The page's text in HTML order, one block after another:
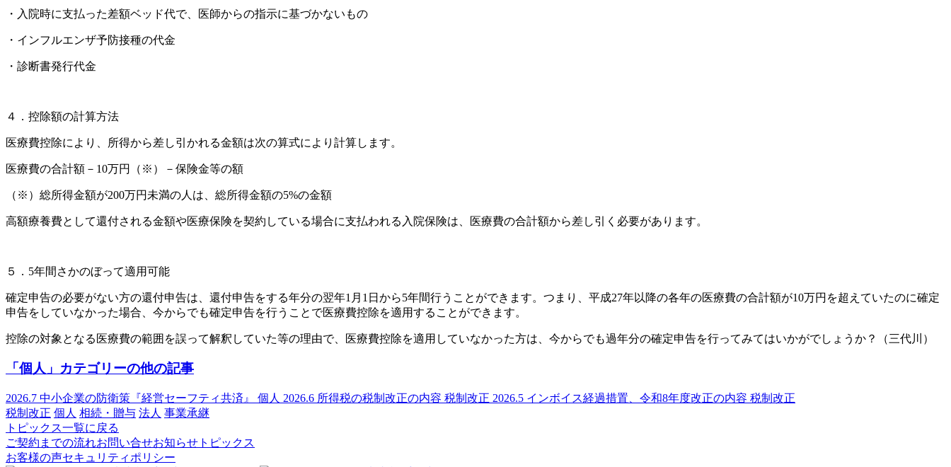
・入院時に支払った差額ベッド代で、医師からの指示に基づかないもの
・インフルエンザ予防接種の代金
・診断書発行代金
４．控除額の計算方法
医療費控除により、所得から差し引かれる金額は次の算式により計算します。
医療費の合計額－10万円（※）－保険金等の額
（※）総所得金額が200万円未満の人は、総所得金額の5%の金額
高額療養費として還付される金額や医療保険を契約している場合に支払われる入院保険は、医療費の合計額から差し引く必要があります。
５．5年間さかのぼって適用可能
確定申告の必要がない方の還付申告は、還付申告をする年分の翌年1月1日から5年間行うことができます。つまり、平成27年以降の各年の医療費の合計額が10万円を超えていたのに確定
申告をしていなかった場合、今からでも確定申告を行うことで医療費控除を適用することができます。
控除の対象となる医療費の範囲を誤って解釈していた等の理由で、医療費控除を適用していなかった方は、今からでも過年分の確定申告を行ってみてはいかがでしょうか？（三代川）
「個人」カテゴリーの他の記事
2026.7 中小企業の防衛策『経営セーフティ共済』 個人 2026.6 所得税の税制改正の内容 税制改正 2026.5 インボイス経過措置、令和8年度改正の内容 税制改正
税制改正 個人 相続・贈与 法人 事業承継
トピックス一覧に戻る
ご契約までの流れお問い合せお知らせ トピックス
お客様の声セキュリティポリシー